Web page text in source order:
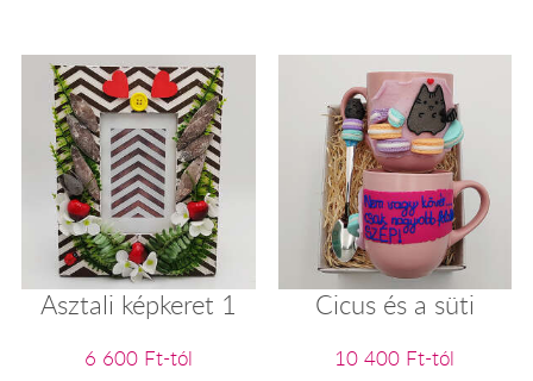
Asztali képkeret 1
6 600 Ft-tól
Cicus és a süti
10 400 Ft-tól